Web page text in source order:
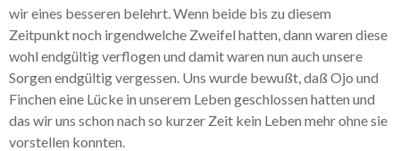
wir eines besseren belehrt. Wenn beide bis zu diesem
Zeitpunkt noch irgendwelche Zweifel hatten, dann waren diese
wohl endgültig verflogen und damit waren nun auch unsere
Sorgen endgültig vergessen. Uns wurde bewußt, daß Ojo und
Finchen eine Lücke in unserem Leben geschlossen hatten und
das wir uns schon nach so kurzer Zeit kein Leben mehr ohne sie
vorstellen konnten.